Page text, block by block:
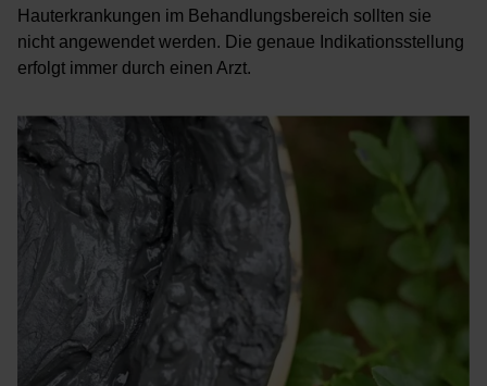
Hauterkrankungen im Behandlungsbereich sollten sie
nicht angewendet werden. Die genaue Indikationsstellung
erfolgt immer durch einen Arzt.